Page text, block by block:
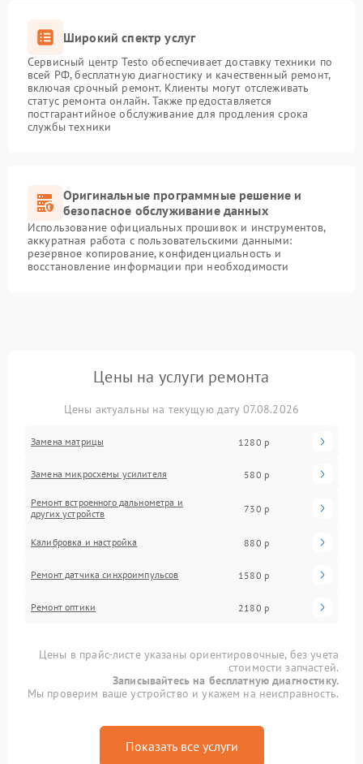
Широкий спектр услуг
Сервисный центр Testo обеспечивает доставку техники по
всей РФ, бесплатную диагностику и качественный ремонт,
включая срочный ремонт. Клиенты могут отслеживать
статус ремонта онлайн. Также предоставляется
постгарантийное обслуживание для продления срока
службы техники
Оригинальные программные решение и
безопасное обслуживание данных
Использование официальных прошивок и инструментов,
аккуратная работа с пользовательскими данными:
резервное копирование, конфиденциальность и
восстановление информации при необходимости
Цены на услуги ремонта
Цены актуальны на текущую дату 07.08.2026
Замена матрицы 1280 р
Замена микросхемы усилителя 580 р
Ремонт встроенного дальнометра и
других устройств
730 р
Калибровка и настройка 880 р
Ремонт датчика синхроимпульсов 1580 р
Ремонт оптики 2180 р
Цены в прайс-листе указаны ориентировочные, без учета
стоимости запчастей.
Записывайтесь на бесплатную диагностику.
Мы проверим ваше устройство и укажем на неисправность.
Показать все услуги